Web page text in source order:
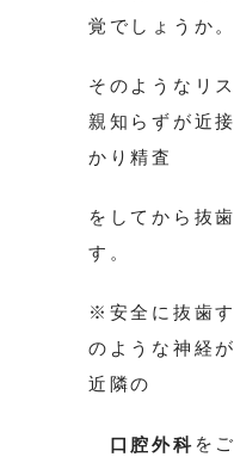
覚でしょうか。
そのようなリ
親知らずが近
かり精査
をしてから抜
す。
※安全に抜歯
のような神経
近隣の
口腔外科 を